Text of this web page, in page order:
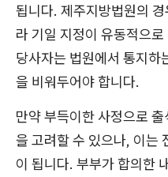
됩니다. 제주지방법원의
라 기일 지정이 유동적으
당사자는 법원에서 통지하
을 비워두어야 합니다.
만약 부득이한 사정으로
을 고려할 수 있으나, 이는
이 됩니다. 부부가 합의한